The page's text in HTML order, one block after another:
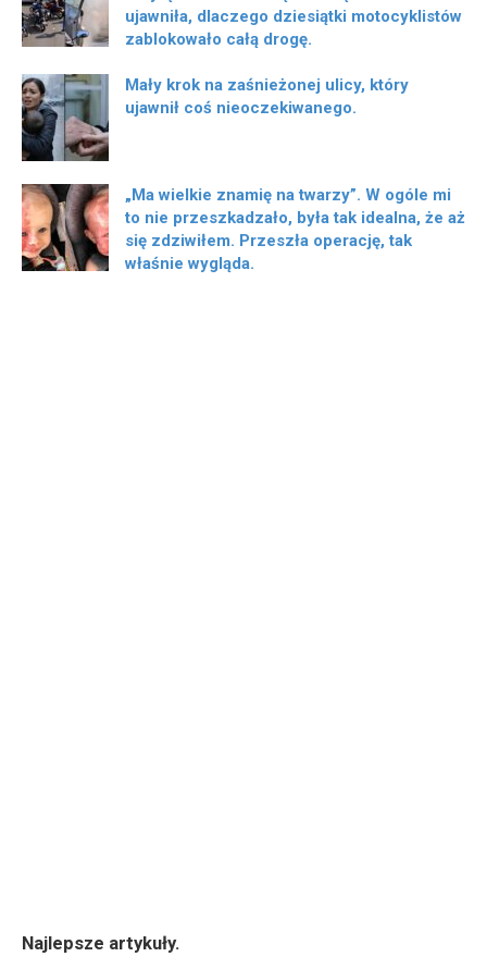
ujawniła, dlaczego dziesiątki motocyklistów
zablokowało całą drogę.
Mały krok na zaśnieżonej ulicy, który
ujawnił coś nieoczekiwanego.
„Ma wielkie znamię na twarzy”. W ogóle mi
to nie przeszkadzało, była tak idealna, że ​​aż
się zdziwiłem. Przeszła operację, tak
właśnie wygląda.
Najlepsze artykuły.